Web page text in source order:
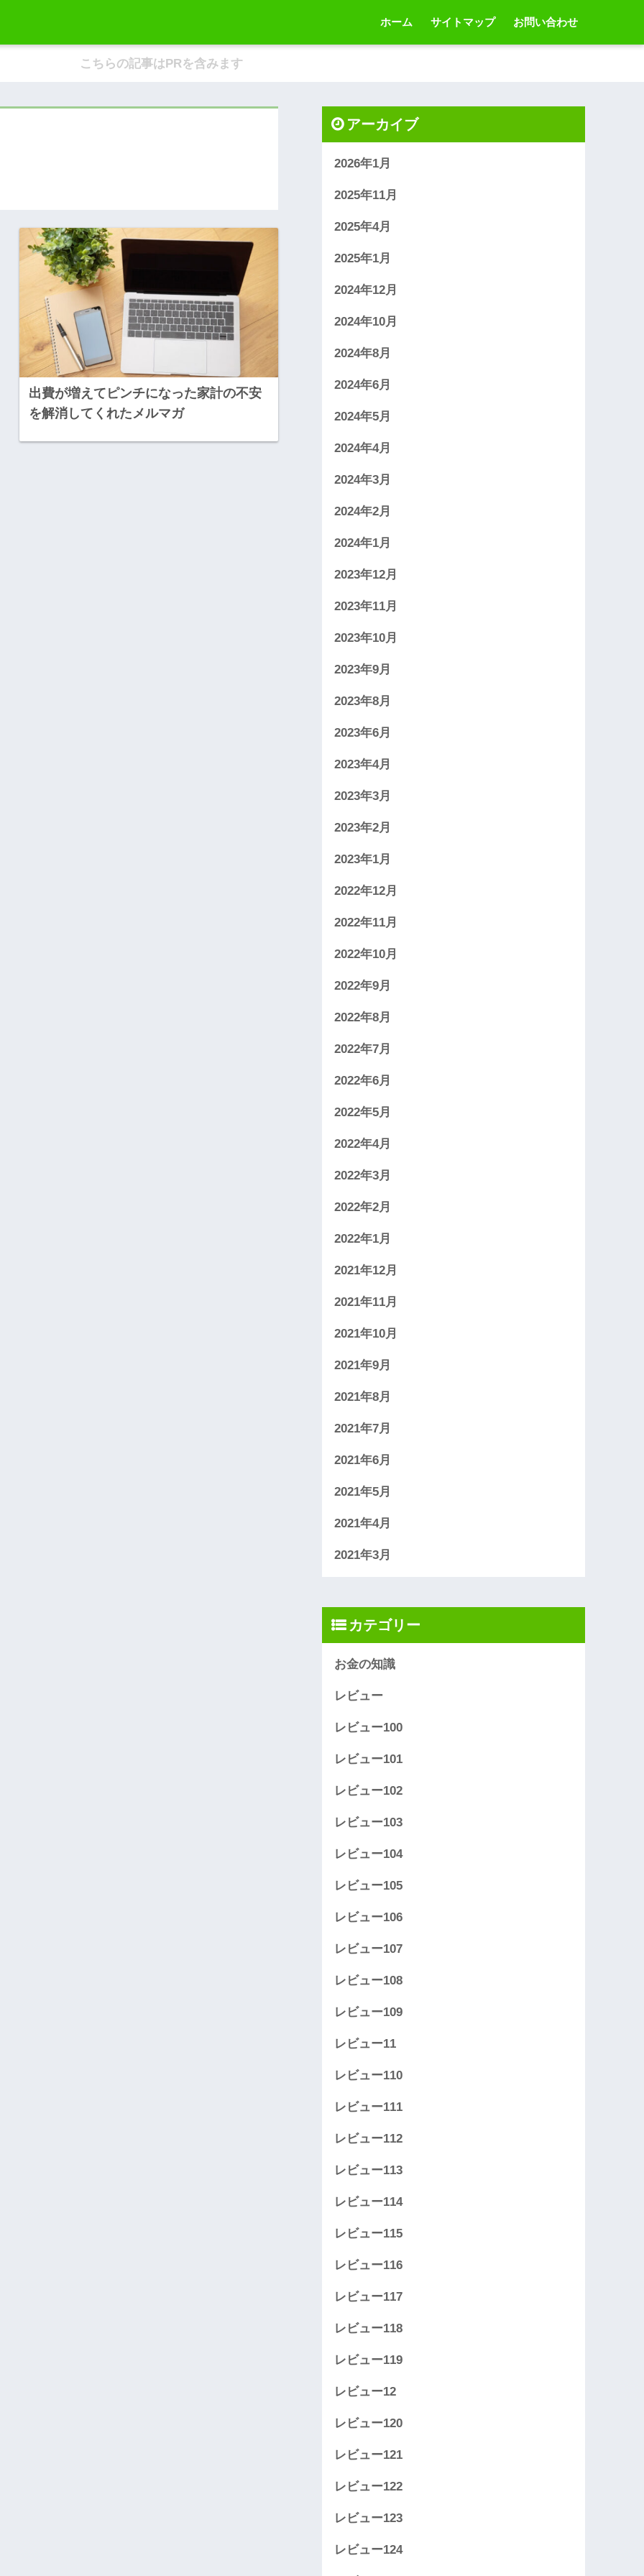
ホーム サイトマップ お問い合わせ
こちらの記事はPRを含みます
出費が増えてピンチになった家計の不安
を解消してくれたメルマガ
アーカイブ
2026年1月
2025年11月
2025年4月
2025年1月
2024年12月
2024年10月
2024年8月
2024年6月
2024年5月
2024年4月
2024年3月
2024年2月
2024年1月
2023年12月
2023年11月
2023年10月
2023年9月
2023年8月
2023年6月
2023年4月
2023年3月
2023年2月
2023年1月
2022年12月
2022年11月
2022年10月
2022年9月
2022年8月
2022年7月
2022年6月
2022年5月
2022年4月
2022年3月
2022年2月
2022年1月
2021年12月
2021年11月
2021年10月
2021年9月
2021年8月
2021年7月
2021年6月
2021年5月
2021年4月
2021年3月
カテゴリー
お金の知識
レビュー
レビュー100
レビュー101
レビュー102
レビュー103
レビュー104
レビュー105
レビュー106
レビュー107
レビュー108
レビュー109
レビュー11
レビュー110
レビュー111
レビュー112
レビュー113
レビュー114
レビュー115
レビュー116
レビュー117
レビュー118
レビュー119
レビュー12
レビュー120
レビュー121
レビュー122
レビュー123
レビュー124